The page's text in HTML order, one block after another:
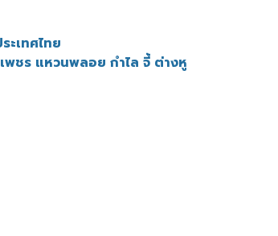
ะเทศไทย
ชร แหวนพลอย กำไล จี้ ต่างหู